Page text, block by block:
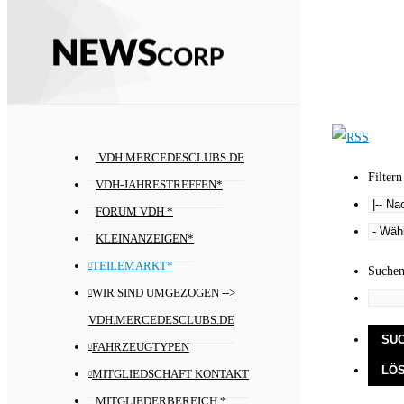
VDH.MERCEDESCLUBS.DE
VDH-JAHRESTREFFEN*
FORUM VDH *
KLEINANZEIGEN*
TEILEMARKT*
WIR SIND UMGEZOGEN -->
VDH.MERCEDESCLUBS.DE
FAHRZEUGTYPEN
MITGLIEDSCHAFT KONTAKT
MITGLIEDERBEREICH *
Filtern
Suchen